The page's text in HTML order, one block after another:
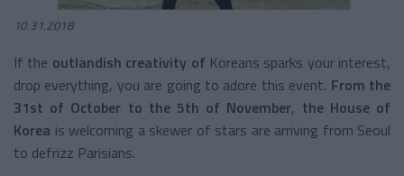
10.31.2018
If the outlandish creativity of Koreans sparks your interest,
drop everything, you are going to adore this event. From the
31st of October to the 5th of November, the House of
Korea is welcoming a skewer of stars are arriving from Seoul
to defrizz Parisians.